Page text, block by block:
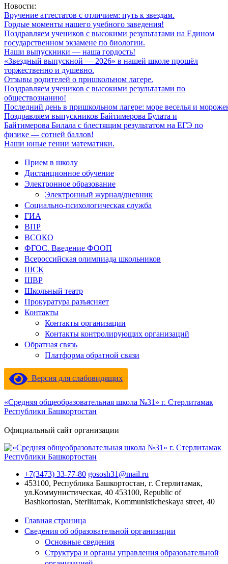
Новости:
Вручение аттестатов с отличием: путь к звездам.
Гордые моменты нашего учебного заведения!
Поздравляем учеников с высокими результатами на Едином
государственном экзамене по биологии.
Наши выпускники — наша гордость!
«Звездный выпускной — 2026» в нашей школе прошёл
торжественно и душевно.
Отзывы родителей о пришкольном лагере.
Поздравляем учеников с высокими результатами по
обществознанию!
Последний день в пришкольном лагере: море веселья и
Поздравляем выпускников Байтимерова Булата и
Байтимерова Билала с блестящим результатом на ЕГЭ по
физике — сотней баллов!
Наши юные гении математики.
Прием в школу
Дистанционное обучение
Электронное образование
Электронный журнал/дневник
Социально-психологическая служба
ГИА
ВПР
ВСОКО
ФГОС. Введение ФООП
Всероссийская олимпиада школьников
ШСК
ШВР
Школьный театр
Прокуратура разъясняет
Контакты
Контакты организации
Контакты контролирующих организаций
Обратная связь
Платформа обратной связи
Версия для слабовидящих
«Средняя общеобразовательная школа №31» г. Стерлитамак
Республики Башкортостан
Официальный сайт организации
+7(3473) 33-77-80 gososh31@mail.ru
453100, Республика Башкортостан, г. Стерлитамак,
ул.Коммунистическая, 40 453100, Republic of
Bashkortostan, Sterlitamak, Kommunisticheskaya street, 40
Главная страница
Сведения об образовательной организации
Основные сведения
Структура и органы управления образовательной